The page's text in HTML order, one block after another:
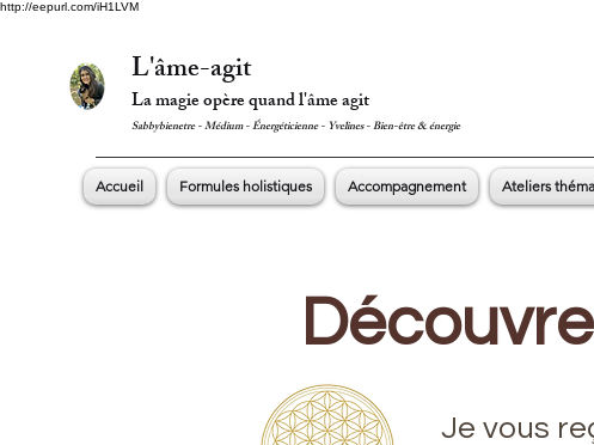
http://eepurl.com/iH1LVM
L'âme-agit
La magie opère quand l'âme agit
Sabbybienetre - Médium - Énergéticienne - Yvelines - Bien-être & énergie
Accueil Formules holistiques Accompagnement Ateliers
Je vous